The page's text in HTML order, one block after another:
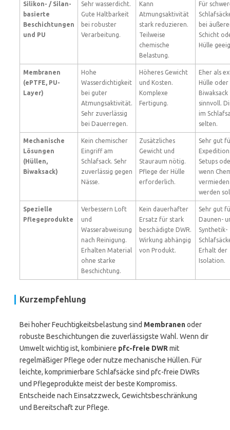
Silikon- / Silan-
basierte
Beschichtungen
und PU
Sehr wasserdicht.
Gute Haltbarkeit
bei robuster
Verarbeitung.
Kann
Atmungsaktivität
stark reduzieren.
Teilweise
chemische
Belastung.
Für
bei
Schicht
Hülle
Membranen
(ePTFE, PU-
Layer)
Hohe
Wasserdichtigkeit
bei guter
Atmungsaktivität.
Sehr zuverlässig
bei Dauerregen.
Höheres Gewicht
und Kosten.
Komplexe
Fertigung.
Eher als
Hülle oder
Biwaksack
sinnvoll.
im
selten.
Mechanische
Lösungen
(Hüllen,
Biwaksack)
Kein chemischer
Eingriff am
Schlafsack. Sehr
zuverlässig gegen
Nässe.
Zusätzliches
Gewicht und
Stauraum nötig.
Pflege der Hülle
erforderlich.
Sehr gut
Setups
wenn
vermieden
werden
Spezielle
Pflegeprodukte
Verbessern Loft
und
Wasserabweisung
nach Reinigung.
Erhalten Material
ohne starke
Beschichtung.
Kein dauerhafter
Ersatz für stark
beschädigte DWR.
Wirkung abhängig
von Produkt.
Sehr gut
Daunen-
Synthetik-
Erhalt der
Isolation.
Kurzempfehlung
Bei hoher Feuchtigkeitsbelastung sind Membranenoder
robuste Beschichtungen die zuverlässigste Wahl. Wenn dir
Umwelt wichtig ist, kombiniere pfc-freie DWR mit
regelmäßiger Pflege oder nutze mechanische Hüllen. Für
leichte, komprimierbare Schlafsäcke sind pfc-freie DWRs
und Pflegeprodukte meist der beste Kompromiss.
Entscheide nach Einsatzzweck, Gewichtsbeschränkung
und Bereitschaft zur Pflege.